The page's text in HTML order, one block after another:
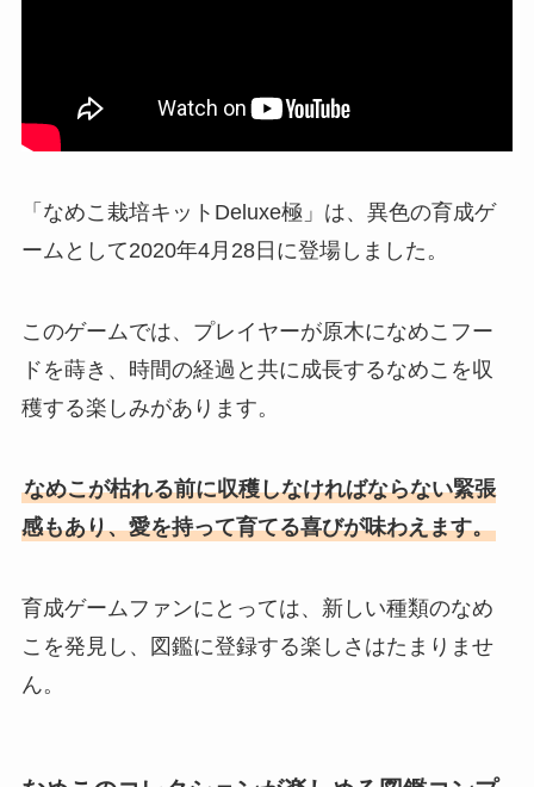
「なめこ栽培キットDeluxe極」は、異色の育成ゲ
ームとして2020年4月28日に登場しました。
このゲームでは、プレイヤーが原木になめこフー
ドを蒔き、時間の経過と共に成長するなめこを収
穫する楽しみがあります。
なめこが枯れる前に収穫しなければならない緊張
感もあり、愛を持って育てる喜びが味わえます。
育成ゲームファンにとっては、新しい種類のなめ
こを発見し、図鑑に登録する楽しさはたまりませ
ん。